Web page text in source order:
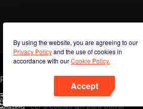
By using the website, you are agreeing to our
Privacy Policyand the use of cookies in
accordance with ourCookie Policy.
Accept
Phone
Ler o código QR para baixar